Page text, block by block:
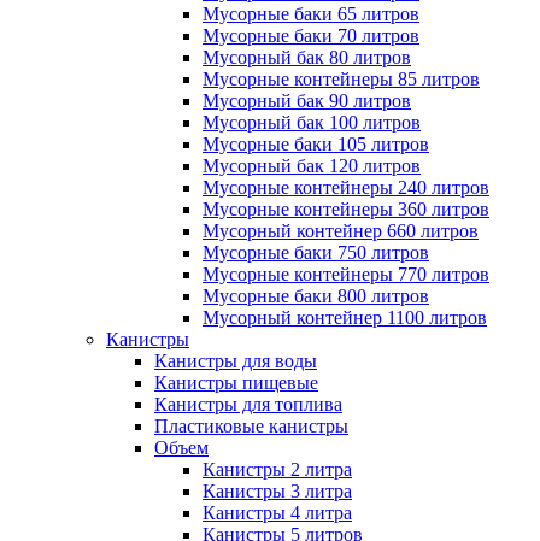
Мусорные баки 65 литров
Мусорные баки 70 литров
Мусорный бак 80 литров
Мусорные контейнеры 85 литров
Мусорный бак 90 литров
Мусорный бак 100 литров
Мусорные баки 105 литров
Мусорный бак 120 литров
Мусорные контейнеры 240 литров
Мусорные контейнеры 360 литров
Мусорный контейнер 660 литров
Мусорные баки 750 литров
Мусорные контейнеры 770 литров
Мусорные баки 800 литров
Мусорный контейнер 1100 литров
Канистры
Канистры для воды
Канистры пищевые
Канистры для топлива
Пластиковые канистры
Объем
Канистры 2 литра
Канистры 3 литра
Канистры 4 литра
Канистры 5 литров